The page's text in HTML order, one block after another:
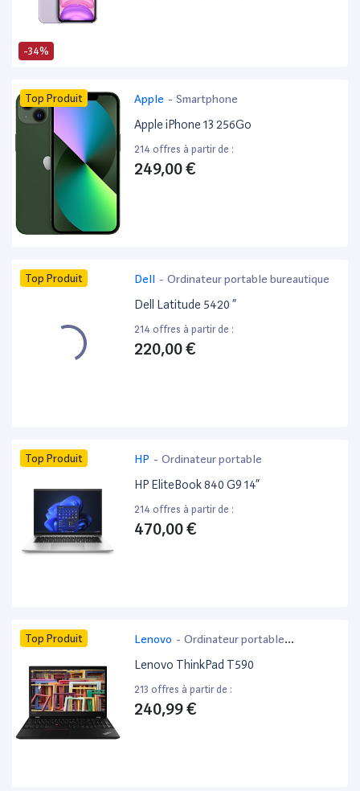
-34%
Top Produit Apple - Smartphone
Apple iPhone 13 256Go
214 offres à partir de :
249,00 €
Top Produit Dell - Ordinateur portable bureautique
Dell Latitude 5420 ”
214 offres à partir de :
220,00 €
Top Produit HP - Ordinateur portable
HP EliteBook 840 G9 14”
214 offres à partir de :
470,00 €
Top Produit Lenovo - Ordinateur portable
bureautique
Lenovo ThinkPad T590
213 offres à partir de :
240,99 €